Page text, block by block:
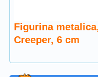
Figurina
Creeper, 6 cm